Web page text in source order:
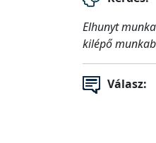
Elhunyt
kilépő
Válasz: